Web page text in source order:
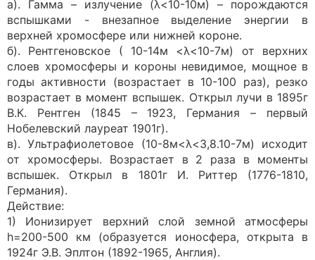
а). Гамма – излучение (λ<10-10м) – порождаются
вспышками - внезапное выделение энергии в
верхней хромосфере или нижней короне.
б). Рентгеновское ( 10-14м <λ<10-7м) от верхних
слоев хромосферы и короны невидимое, мощное в
годы активности (возрастает в 10-100 раз), резко
возрастает в момент вспышек. Открыл лучи в 1895г
В.К. Рентген (1845 – 1923, Германия – первый
Нобелевский лауреат 1901г).
в). Ультрафиолетовое (10-8м<λ<3,8.10-7м) исходит
от хромосферы. Возрастает в 2 раза в моменты
вспышек. Открыл в 1801г И. Риттер (1776-1810,
Германия).
Действие:
1) Ионизирует верхний слой земной атмосферы
h=200-500 км (образуется ионосфера, открыта в
1924г Э.В. Эплтон (1892-1965, Англия).